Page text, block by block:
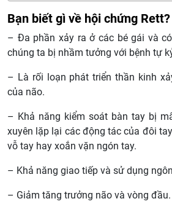
Bạn biết gì về hội chứng Rett?
– Đa phần xảy ra ở các bé gái và
chúng ta bị nhầm tưởng với bệnh tự
– Là rối loạn phát triển thần kinh
của não.
– Khả năng kiểm soát bàn tay bị
xuyên lặp lại các động tác của đôi
vỗ tay hay xoắn vặn ngón tay.
– Khả năng giao tiếp và sử dụng
– Giảm tăng trưởng não và vòng đầu.